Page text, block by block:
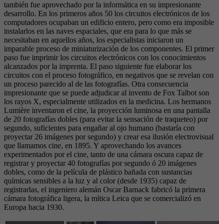
también fue aprovechado por la informática en su impresionante
desarrollo. En los primeros años 50 los circuitos electrónicos de los
computadores ocupaban un edificio entero, pero como era imposible
instalarlos en las naves espaciales, que era para lo que más se
necesitaban en aquellos años, los especialistas iniciaron un
imparable proceso de miniaturización de los componentes. El primer
paso fue imprimir los circuitos electrónicos con los conocimientos
alcanzados por la imprenta. El paso siguiente fue elaborar los
circuitos con el proceso fotográfico, en negativos que se revelan con
un proceso parecido al de las fotografías. Otra consecuencia
impresionante que se puede adjudicar al invento de Fox Talbot son
los rayos X, especialmente utilizados en la medicina. Los hermanos
Lumière inventaron el cine, la proyección luminosa en una pantalla
de 20 fotografías dobles (para evitar la sensación de traqueteo) por
segundo, suficientes para engañar al ojo humano (bastaría con
proyectar 26 imágenes por segundo) y crear esa ilusión electrovisual
que llamamos cine, en 1895. Y aprovechando los avances
experimentados por el cine, tanto de una cámara oscura capaz de
registrar y proyectar 40 fotografías por segundo ó 20 imágenes
dobles, como de la película de plástico bañada con sustancias
químicas sensibles a la luz y al color (desde 1935) capaz de
registrarlas, el ingeniero alemán Oscar Barnack fabricó la primera
cámara fotográfica ligera, la mítica Leica que se comercializó en
Europa hacia 1930.